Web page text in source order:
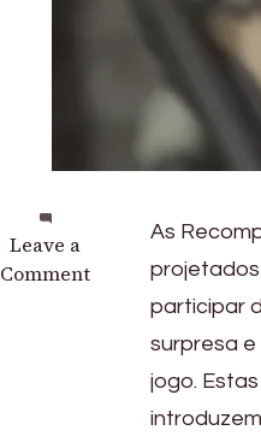
Leave a
Comment
on
Recompensas
As
participar
surpresa
jogo.